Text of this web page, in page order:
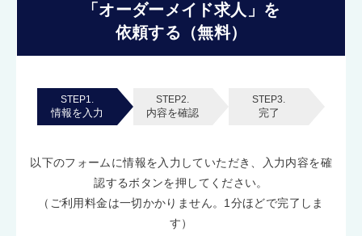
「オーダーメイド求人」を
依頼する（無料）
STEP1.
情報を入力
STEP2.
内容を確認
STEP3.
完了
以下のフォームに情報を入力していただき、入力内容を確
認するボタンを押してください。
（ご利用料金は一切かかりません。1分ほどで完了しま
す）